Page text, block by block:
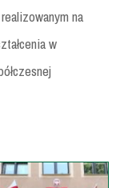
na
w